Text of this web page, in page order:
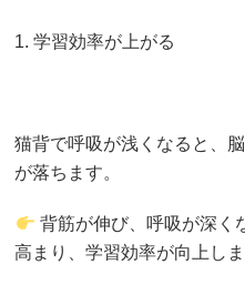
1. 学習効率が上がる
猫背で呼吸が浅くなると、
が落ちます。
背筋が伸び、呼吸が深く
高まり、学習効率が向上しま